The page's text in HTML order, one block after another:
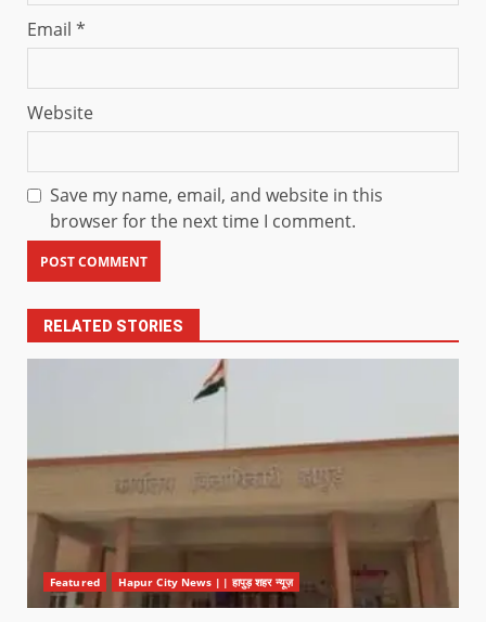
Email *
Website
Save my name, email, and website in this
browser for the next time I comment.
RELATED STORIES
Featured Hapur City News || हापुड़ शहर न्यूज़